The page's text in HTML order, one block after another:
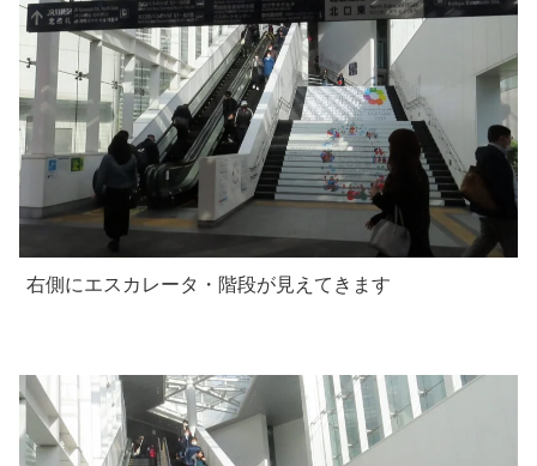
右側にエスカレータ・階段が見えてきます